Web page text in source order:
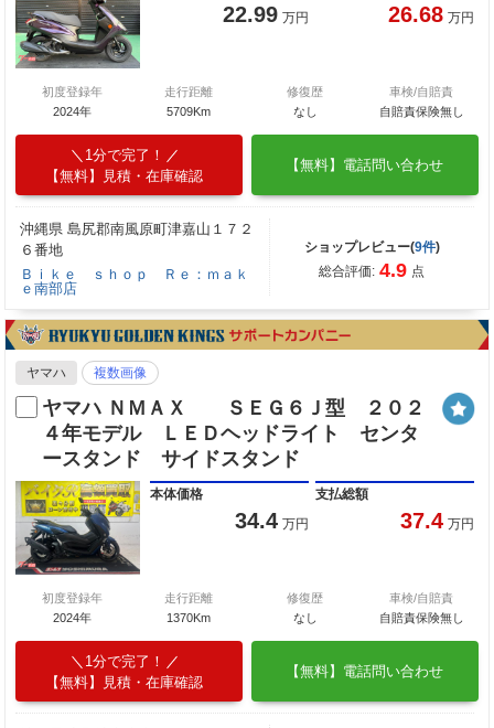
22.99 万円 26.68 万円
初度登録年
2024年
走行距離
5709Km
修復歴
なし
車検/自賠責
自賠責保険無し
1分で完了！
【無料】見積・在庫確認
【無料】電話問い合わせ
沖縄県 島尻郡南風原町津嘉山１７２
６番地
Ｂｉｋｅ ｓｈｏｐ Ｒｅ：ｍａｋ
ｅ南部店
ショップレビュー(9件)
総合評価: 4.9 点
ヤマハ 複数画像
ヤマハ ＮＭＡＸ ＳＥＧ６Ｊ型 ２０２
４年モデル ＬＥＤヘッドライト センタ
ースタンド サイドスタンド
本体価格
34.4 万円
支払総額
37.4 万円
初度登録年
2024年
走行距離
1370Km
修復歴
なし
車検/自賠責
自賠責保険無し
1分で完了！
【無料】見積・在庫確認
【無料】電話問い合わせ